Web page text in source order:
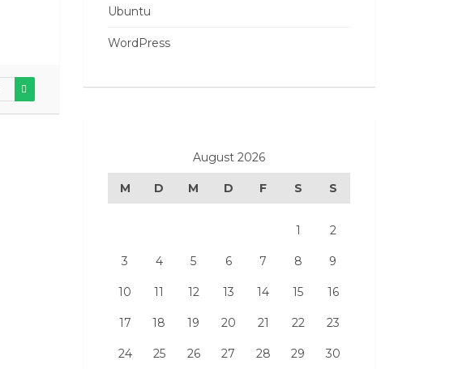
Ubuntu
WordPress
August 2026
M D M D F S S
1 2
3 4 5 6 7 8 9
10 11 12 13 14 15 16
17 18 19 20 21 22 23
24 25 26 27 28 29 30